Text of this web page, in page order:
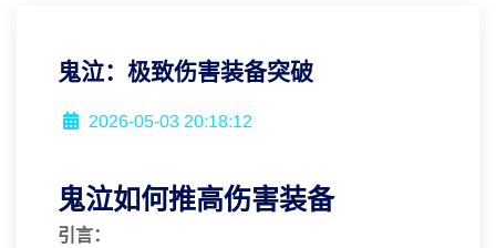
鬼泣：极致伤害装备突破
2026-05-03 20:18:12
鬼泣如何推高伤害装备
引言：